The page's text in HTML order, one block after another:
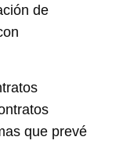
de
que prevé